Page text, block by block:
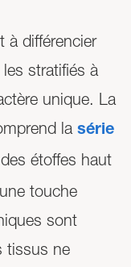
à différencier
stratifiés à
unique. La
la série
étoffes haut
touche
sont
tissus ne